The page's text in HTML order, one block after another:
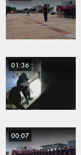
01:36
00:07